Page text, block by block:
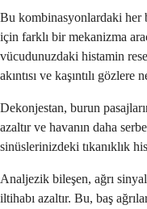
Bu kombinasyonlardaki her
için farklı bir mekanizma
vücudunuzdaki histamin
akıntısı ve kaşıntılı
Dekonjestan, burun
azaltır ve havanın daha
sinüslerinizdeki tıkanıklık
Analjezik bileşen, ağrı
iltihabı azaltır. Bu, baş